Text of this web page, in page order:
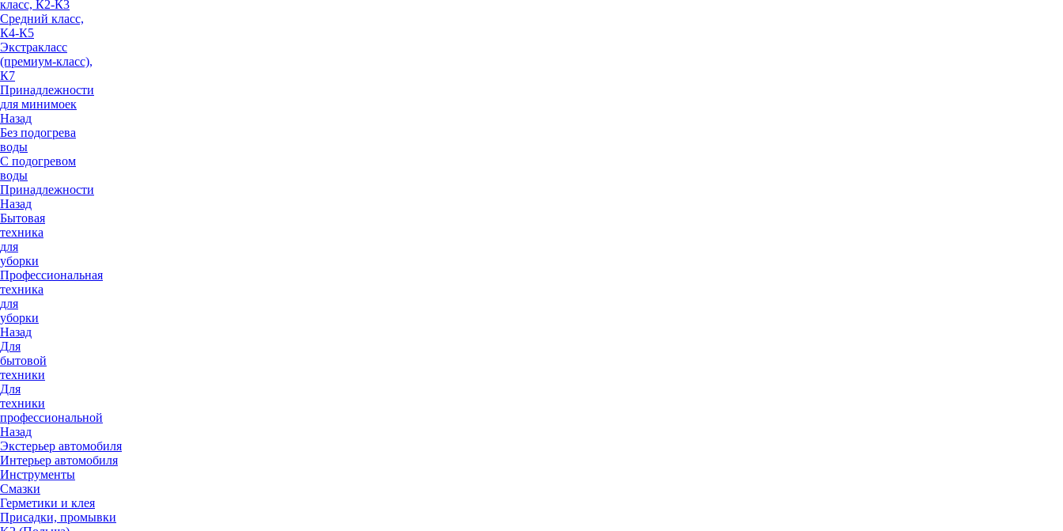
класс, К2-К3
Средний класс,
К4-К5
Экстракласс
(премиум-класс),
К7
Принадлежности
для минимоек
Назад
Без подогрева
воды
С подогревом
воды
Принадлежности
Назад
Бытовая
техника
для
уборки
Профессиональная
техника
для
уборки
Назад
Для
бытовой
техники
Для
техники
профессиональной
Назад
Экстерьер автомобиля
Интерьер автомобиля
Инструменты
Смазки
Герметики и клея
Присадки, промывки